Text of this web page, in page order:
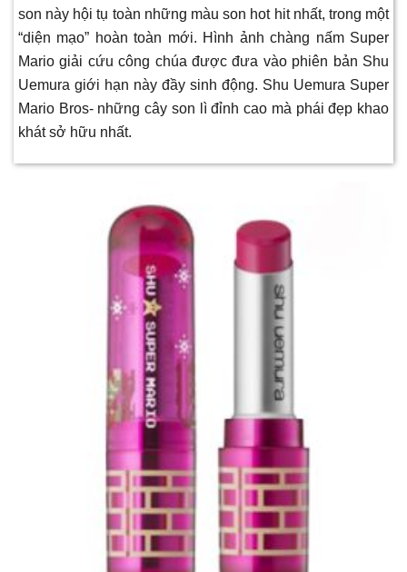
son này hội tụ toàn những màu son hot hit nhất, trong một
“diện mạo” hoàn toàn mới. Hình ảnh chàng nấm Super
Mario giải cứu công chúa được đưa vào phiên bản Shu
Uemura giới hạn này đầy sinh động. Shu Uemura Super
Mario Bros- những cây son lì đỉnh cao mà phái đẹp khao
khát sở hữu nhất.